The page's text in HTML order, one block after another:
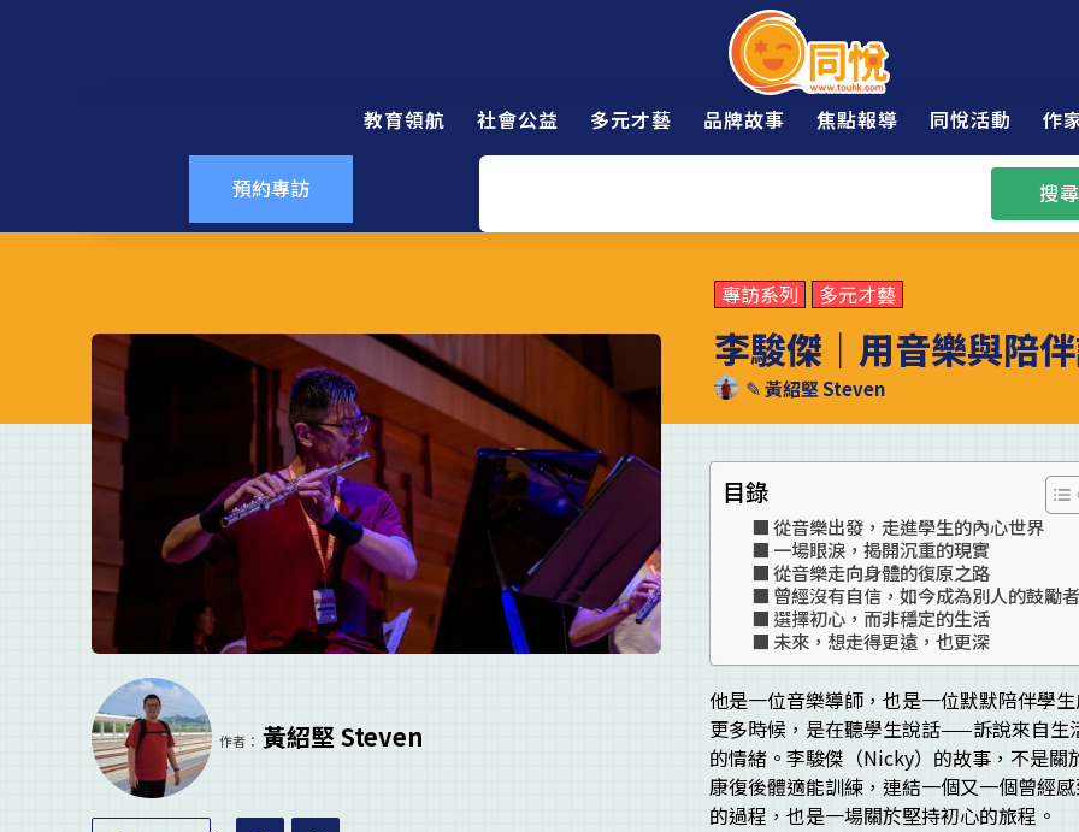
教育領航 社會公益 多元才藝 品牌故事 焦點報導 同悅活動 作
預約專訪 搜尋
專訪系列 多元才藝
李駿傑｜用音樂與陪
✎黃紹堅 Steven
作者： 黃紹堅 Steven
目錄
從音樂出發，走進學生的內心世界
一場眼淚，揭開沉重的現實
從音樂走向身體的復原之路
曾經沒有自信，如今成為別人的鼓勵
選擇初心，而非穩定的生活
未來，想走得更遠，也更深
他是一位音樂導師，也是一位默默陪伴學
更多時候，是在聽學生說話——訴說來自生
的情緒。李駿傑（Nicky）的故事，不是
康復後體適能訓練，連結一個又一個曾經
的過程，也是一場關於堅持初心的旅程。